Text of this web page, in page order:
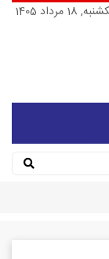
18 مرداد 1405